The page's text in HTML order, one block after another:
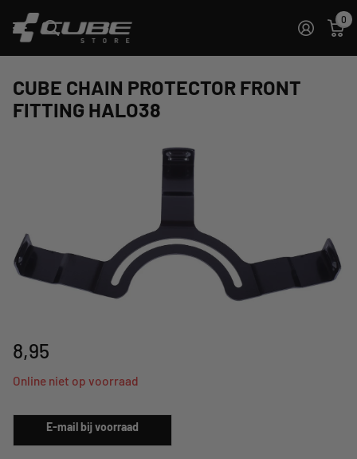
0
CUBE CHAIN PROTECTOR FRONT
FITTING HALO38
8,95
Online niet op voorraad
E-mail bij voorraad